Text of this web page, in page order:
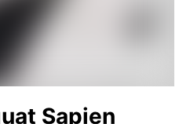
Sapien